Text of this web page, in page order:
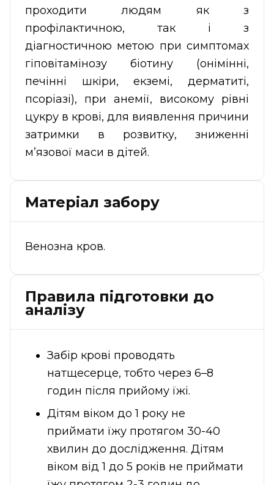
проходити людям як з
профілактичною, так і з
діагностичною метою при симптомах
гіповітамінозу біотину (онімінні,
печінні шкіри, екземі, дерматиті,
псоріазі), при анемії, високому рівні
цукру в крові, для виявлення причини
затримки в розвитку, зниженні
м’язової маси в дітей.
Матеріал забору
Венозна кров.
Правила підготовки до
аналізу
Забір крові проводять
натщесерце, тобто через 6–8
годин після прийому їжі.
Дітям віком до 1 року не
приймати їжу протягом 30-40
хвилин до дослідження. Дітям
віком від 1 до 5 років не приймати